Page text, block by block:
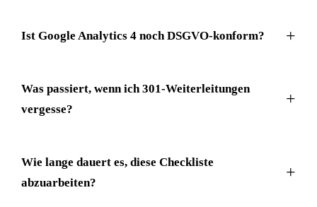
Ist Google Analytics 4 noch DSGVO-konform?
Was passiert, wenn ich 301-Weiterleitungen
vergesse?
Wie lange dauert es, diese Checkliste
abzuarbeiten?